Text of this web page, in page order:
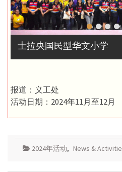
士拉央国民型华文小学
报道：义工处
活动日期：2024年11月至12月
2024年活动, News &